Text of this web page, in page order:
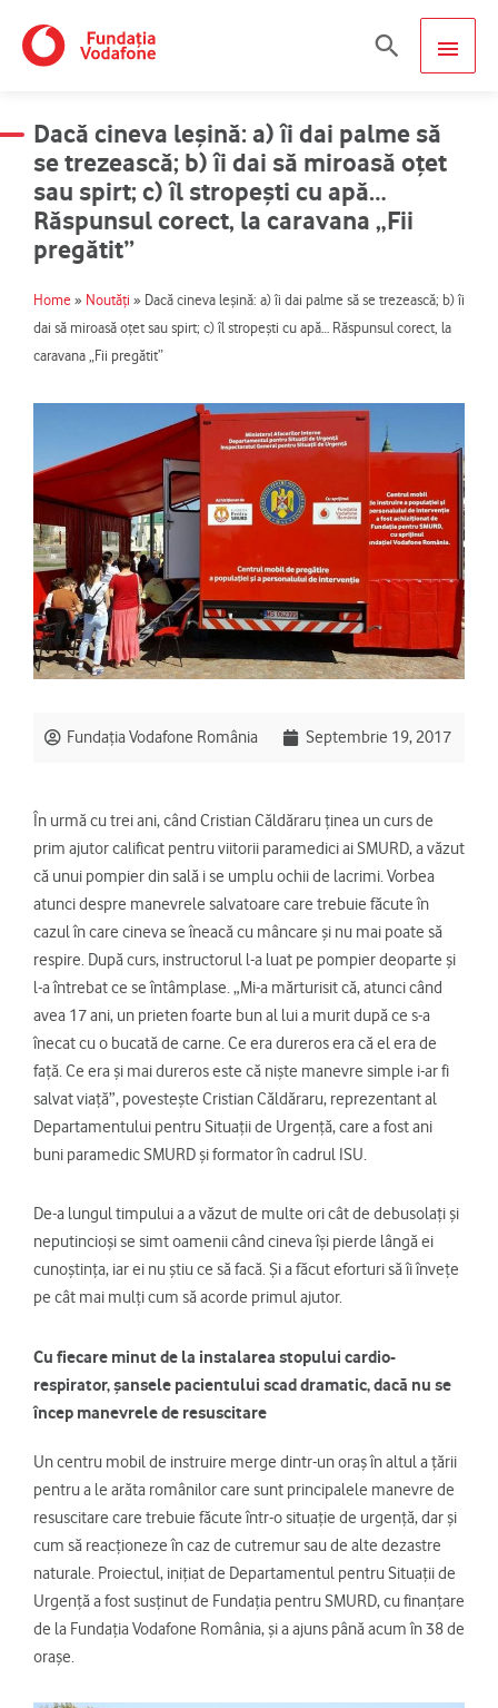
content
MAIN
Search
Dacă cineva leșină: a) îi dai palme să
se trezească; b) îi dai să miroasă oțet
sau spirt; c) îl stropești cu apă…
Răspunsul corect, la caravana „Fii
pregătit”
Home » Noutăți » Dacă cineva leșină: a) îi dai palme să se trezească; b) îi
dai să miroasă oțet sau spirt; c) îl stropești cu apă… Răspunsul corect, la
caravana „Fii pregătit”
Fundația Vodafone România Septembrie 19, 2017
În urmă cu trei ani, când Cristian Căldăraru ținea un curs de
prim ajutor calificat pentru viitorii paramedici ai SMURD, a văzut
că unui pompier din sală i se umplu ochii de lacrimi. Vorbea
atunci despre manevrele salvatoare care trebuie făcute în
cazul în care cineva se îneacă cu mâncare și nu mai poate să
respire. După curs, instructorul l-a luat pe pompier deoparte și
l-a întrebat ce se întâmplase. „Mi-a mărturisit că, atunci când
avea 17 ani, un prieten foarte bun al lui a murit după ce s-a
înecat cu o bucată de carne. Ce era dureros era că el era de
față. Ce era și mai dureros este că niște manevre simple i-ar fi
salvat viață”, povestește Cristian Căldăraru, reprezentant al
Departamentului pentru Situații de Urgență, care a fost ani
buni paramedic SMURD și formator în cadrul ISU.
De-a lungul timpului a a văzut de multe ori cât de debusolați și
neputincioși se simt oamenii când cineva își pierde lângă ei
cunoștința, iar ei nu știu ce să facă. Și a făcut eforturi să îi învețe
pe cât mai mulți cum să acorde primul ajutor.
Cu fiecare minut de la instalarea stopului cardio-
respirator, șansele pacientului scad dramatic, dacă nu se
încep manevrele de resuscitare
Un centru mobil de instruire merge dintr-un oraș în altul a țării
pentru a le arăta românilor care sunt principalele manevre de
resuscitare care trebuie făcute într-o situație de urgență, dar și
cum să reacționeze în caz de cutremur sau de alte dezastre
naturale. Proiectul, inițiat de Departamentul pentru Situații de
Urgență a fost susținut de Fundația pentru SMURD, cu finanțare
de la Fundația Vodafone România, și a ajuns până acum în 38 de
orașe.